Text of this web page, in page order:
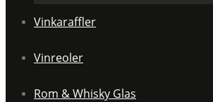
Vinkaraffler
Vinreoler
Rom & Whisky Glas